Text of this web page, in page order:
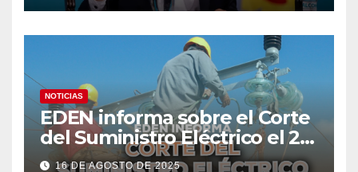
NOTICIAS
EDEN informa sobre el Corte
del Suministro Eléctrico el 20
de agosto
16 DE AGOSTO DE 2025